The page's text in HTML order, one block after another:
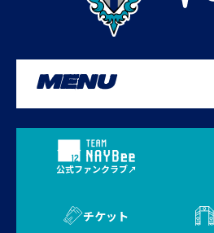
MENU
公式ファンクラブ
チケット